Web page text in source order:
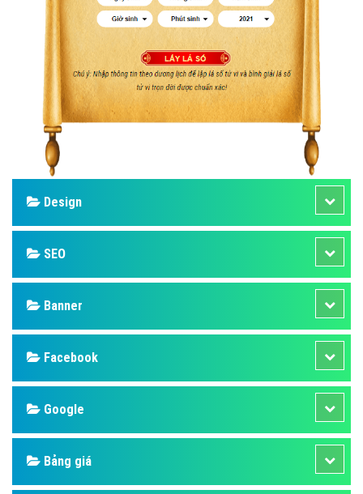
Design
SEO
Banner
Facebook
Google
Bảng giá